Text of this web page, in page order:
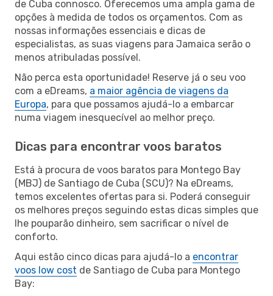
de Cuba connosco. Oferecemos uma ampla gama de
opções à medida de todos os orçamentos. Com as
nossas informações essenciais e dicas de
especialistas, as suas viagens para Jamaica serão o
menos atribuladas possível.
Não perca esta oportunidade! Reserve já o seu voo
com a eDreams, a maior agência de viagens da
Europa, para que possamos ajudá-lo a embarcar
numa viagem inesquecível ao melhor preço.
Dicas para encontrar voos baratos
Está à procura de voos baratos para Montego Bay
(MBJ) de Santiago de Cuba (SCU)? Na eDreams,
temos excelentes ofertas para si. Poderá conseguir
os melhores preços seguindo estas dicas simples que
lhe pouparão dinheiro, sem sacrificar o nível de
conforto.
Aqui estão cinco dicas para ajudá-lo a encontrar
voos low cost de Santiago de Cuba para Montego
Bay: